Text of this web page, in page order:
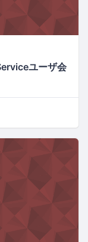
ユーザ会